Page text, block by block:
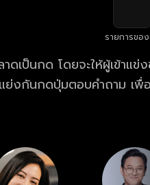
รายการขอ
เป็นกด โดยจะให้ผู้เข้าแข่
งกันกดปุ่มตอบคำถาม เพื่
รถคว้าเงินรางวัลนี้ไปได้อ
ห้ ภาส (กิตติ เชี่ยววงศ์กุล)
รางวัลมาให้ได้ หากหาตัวคน